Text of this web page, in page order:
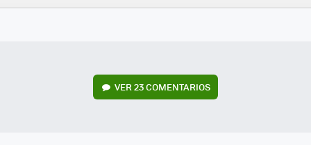
FACEBOOK
TWITTERFLIPBOARD
E-
WHATSAPP
VER 23 COMENTARIOS